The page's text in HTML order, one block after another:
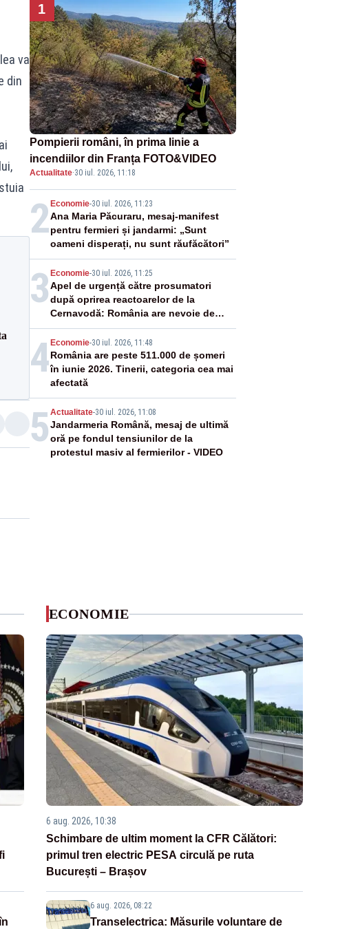
va
din
1
Pompierii români, în prima linie a
incendiilor din Franța FOTO&VIDEO
Actualitate·30 iul. 2026, 11:18
2 Economie-30 iul. 2026, 11:23
Ana Maria Păcuraru, mesaj-manifest
pentru fermieri și jandarmi: „Sunt
oameni disperați, nu sunt răufăcători”
3 Economie-30 iul. 2026, 11:25
Apel de urgență către prosumatori
după oprirea reactoarelor de la
Cernavodă: România are nevoie de
energie
4 Economie-30 iul. 2026, 11:48
România are peste 511.000 de șomeri
în iunie 2026. Tinerii, categoria cea mai
afectată
5 Actualitate-30 iul. 2026, 11:08
Jandarmeria Română, mesaj de ultimă
oră pe fondul tensiunilor de la
protestul masiv al fermierilor - VIDEO
ECONOMIE
6 aug. 2026, 10:38
Schimbare de ultim moment la CFR Călători:
primul tren electric PESA circulă pe ruta
București – Brașov
6 aug. 2026, 08:22
Transelectrica: Măsurile voluntare de